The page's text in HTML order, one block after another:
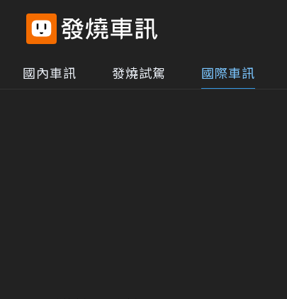
國內車訊 發燒試駕 國際車訊